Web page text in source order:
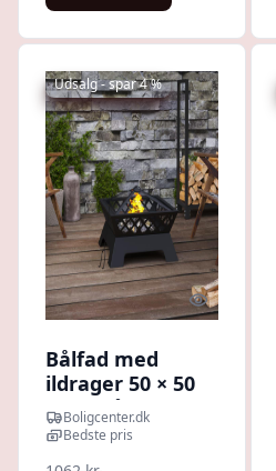
Udsalg - spar 4 %
Quick look
Bålfad med
ildrager 50 × 50
cm - stål, sort
Boligcenter.dk
Bedste pris